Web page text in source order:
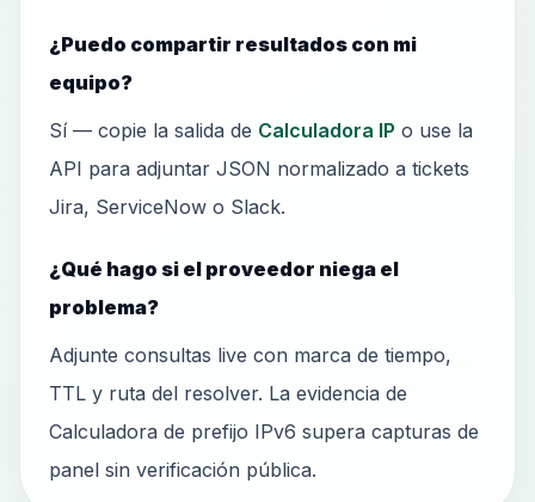
¿Puedo compartir resultados con mi
equipo?
Sí — copie la salida de Calculadora IP o use la
API para adjuntar JSON normalizado a tickets
Jira, ServiceNow o Slack.
¿Qué hago si el proveedor niega el
problema?
Adjunte consultas live con marca de tiempo,
TTL y ruta del resolver. La evidencia de
Calculadora de prefijo IPv6 supera capturas de
panel sin verificación pública.